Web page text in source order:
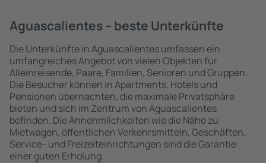
Aguascalientes – beste Unterkünfte
Die Unterkünfte in Aguascalientes umfassen ein
umfangreiches Angebot von vielen Objekten für
Alleinreisende, Paare, Familien, Senioren und Gruppen.
Die Besucher können in Apartments, Hotels und
Pensionen übernachten, die maximale Privatsphäre
bieten und sich im Zentrum von Aguascalientes
befinden. Die Annehmlichkeiten wie die Nähe zu
Mietwagen, öffentlichen Verkehrsmitteln, Geschäften,
Service- und Freizeiteinrichtungen sind die Garantie
einer guten Erholung.